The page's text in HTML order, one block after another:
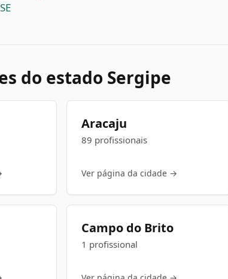
do estado Sergipe
Aracaju
89 profissionais
Ver página da cidade →
Campo do Brito
1 profissional